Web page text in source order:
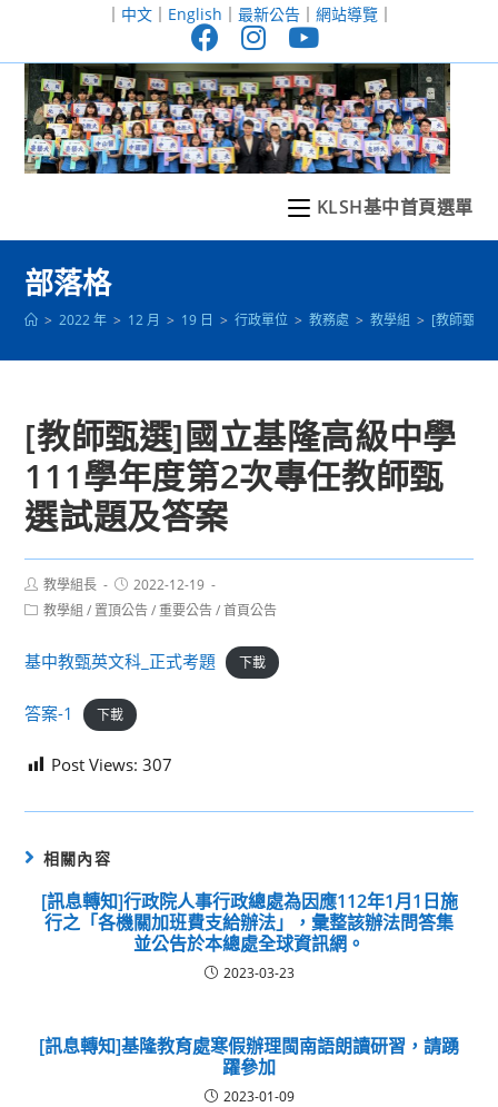
至
｜ 中文｜ English ｜ 最新公告｜ 網站導覽｜
KLSH基中首頁選單
部落格
> 2022 年 > 12 月 > 19 日 > 行政單位 > 教務處 > 教學組 > [教師甄選]
[教師甄選]國立基隆高級中學
111學年度第2次專任教師甄
選試題及答案
Post
author:
教學組長
Post
published:
2022-12-19
Post教學組 / 置頂公告 / 重要公告 / 首頁公告
基中教甄英文科_正式考題 下載
答案-1 下載
Post Views: 307
相關內容
[訊息轉知]行政院人事行政總處為因應112年1月1日施
行之「各機關加班費支給辦法」，彙整該辦法問答集
並公告於本總處全球資訊網。
2023-03-23
[訊息轉知]基隆教育處寒假辦理閩南語朗讀研習，請踴
躍參加
2023-01-09